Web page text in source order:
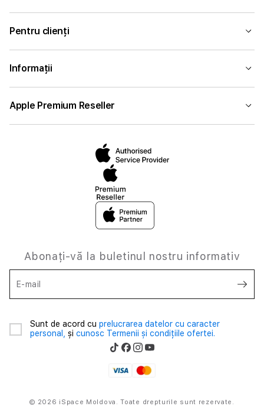
Pentru clienți
Informații
Apple Premium Reseller
Abonați-vă la buletinul nostru informativ
E-mail
Sunt de acord cu prelucrarea datelor cu caracter
personal, și cunosc Termenii și condițiile ofertei.
© 2026 iSpace Moldova. Toate drepturile sunt rezervate.